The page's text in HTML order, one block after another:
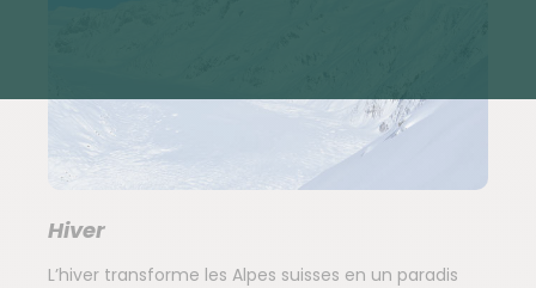
Hiver
L’hiver transforme les Alpes suisses en un paradis